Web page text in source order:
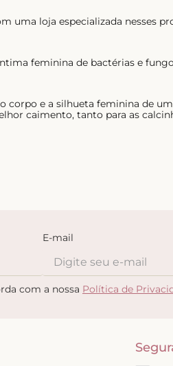
uma loja especializada nesses
feminina de bactérias e
corpo e a silhueta feminina de
caimento, tanto para as
E-mail
com a nossa Política de